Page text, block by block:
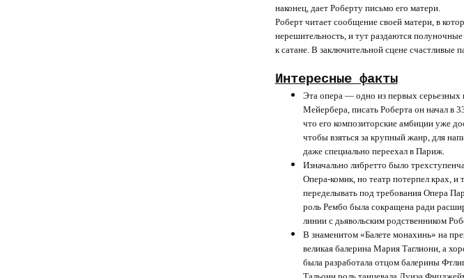
наконец, дает Роберту письмо его матери.
Роберт читает сообщение своей матери, в
нерешительность, и тут раздаются
к сатане. В заключительной сцене
Интересные факты
Эта опера — одно из первых серьезных
Мейербера, писать Роберта он начал в
что его композиторские амбиции уже
чтобы взяться за крупный жанр, для
даже специально переехал в Париж.
Изначально либретто было
Опера-комик, но театр потерпел крах, и
переделывать под требования Опера
роль Рембо была сокращена ради
линии с дьявольским родственником Ро
В знаменитом «Балете монахинь» на
великая балерина Мария Таглиони, а
была разработала отцом балерины